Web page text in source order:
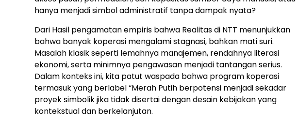
hanya menjadi simbol administratif tanpa dampak nyata?
Dari Hasil pengamatan empiris bahwa Realitas di NTT menunjukkan
bahwa banyak koperasi mengalami stagnasi, bahkan mati suri.
Masalah klasik seperti lemahnya manajemen, rendahnya literasi
ekonomi, serta minimnya pengawasan menjadi tantangan serius.
Dalam konteks ini, kita patut waspada bahwa program koperasi
termasuk yang berlabel “Merah Putih berpotensi menjadi sekadar
proyek simbolik jika tidak disertai dengan desain kebijakan yang
kontekstual dan berkelanjutan.